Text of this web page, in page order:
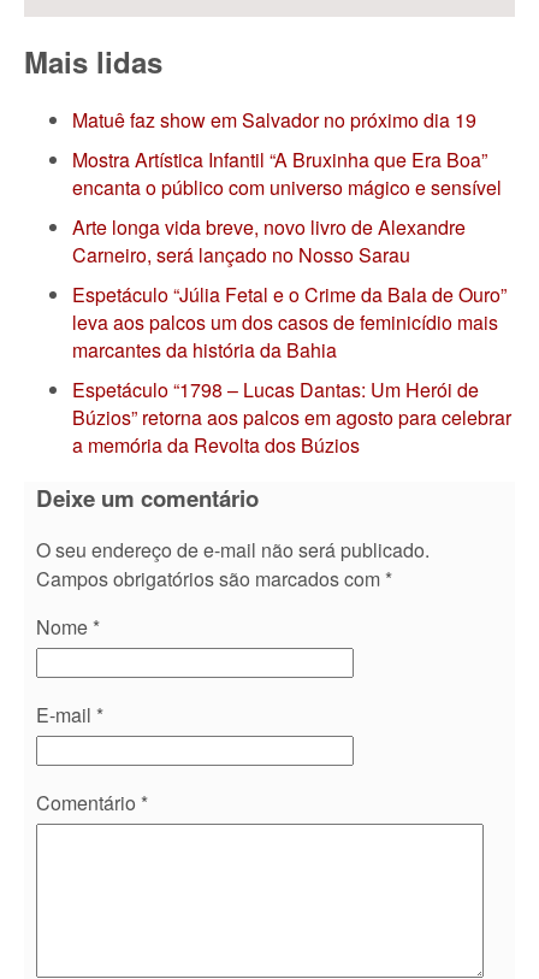
Mais lidas
Matuê faz show em Salvador no próximo dia 19
Mostra Artística Infantil “A Bruxinha que Era Boa”
encanta o público com universo mágico e sensível
Arte longa vida breve, novo livro de Alexandre
Carneiro, será lançado no Nosso Sarau
Espetáculo “Júlia Fetal e o Crime da Bala de Ouro”
leva aos palcos um dos casos de feminicídio mais
marcantes da história da Bahia
Espetáculo “1798 – Lucas Dantas: Um Herói de
Búzios” retorna aos palcos em agosto para celebrar
a memória da Revolta dos Búzios
Deixe um comentário
O seu endereço de e-mail não será publicado.
Campos obrigatórios são marcados com *
Nome *
E-mail *
Comentário *